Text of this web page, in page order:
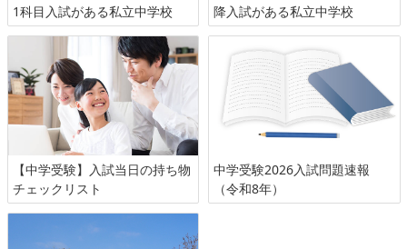
1科目入試がある私立中学校
降入試がある私立中学校
【中学受験】入試当日の持ち物
チェックリスト
中学受験2026入試問題速報
（令和8年）